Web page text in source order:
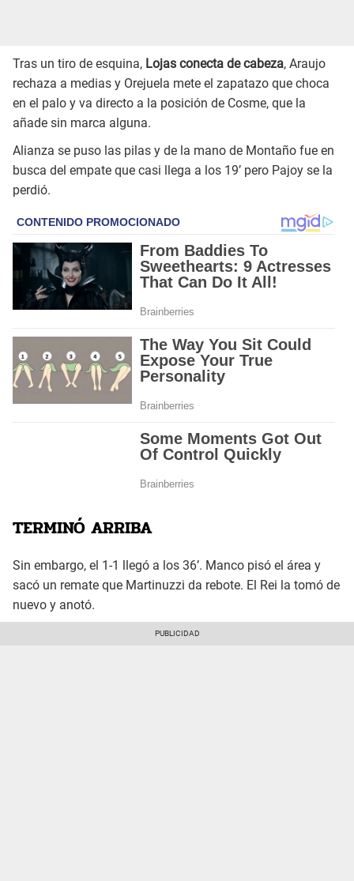
Tras un tiro de esquina, Lojas conecta de cabeza, Araujo
rechaza a medias y Orejuela mete el zapatazo que choca
en el palo y va directo a la posición de Cosme, que la
añade sin marca alguna.
Alianza se puso las pilas y de la mano de Montaño fue en
busca del empate que casi llega a los 19’ pero Pajoy se la
perdió.
TERMINÓ ARRIBA
Sin embargo, el 1-1 llegó a los 36’. Manco pisó el área y
sacó un remate que Martinuzzi da rebote. El Rei la tomó de
nuevo y anotó.